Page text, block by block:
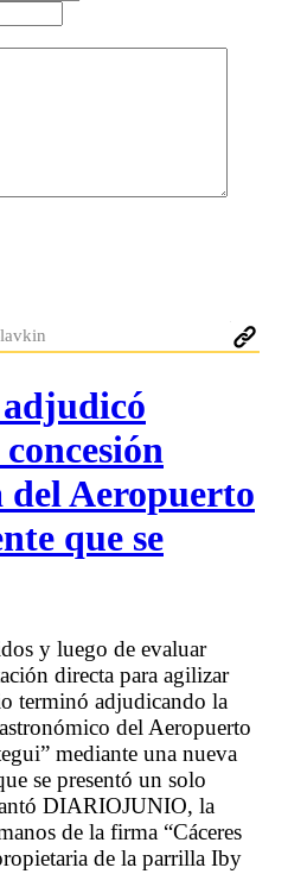
del Aeropuerto
que se
y luego de evaluar
directa para agilizar
terminó adjudicando la
del Aeropuerto
mediante una nueva
se presentó un solo
DIARIOJUNIO, la
de la firma “Cáceres
de la parrilla Iby